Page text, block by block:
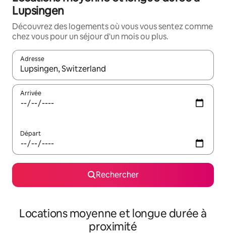
Lupsingen
Découvrez des logements où vous vous sentez comme
chez vous pour un séjour d'un mois ou plus.
Adresse
Lorsque les résultats s'affichent, utilisez les flèches vers le
Arrivée
Départ
Rechercher
Locations moyenne et longue durée à
proximité